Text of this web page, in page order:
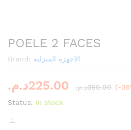
POELE 2 FACES
Brand: الاجهزه المنزليه
225.00د.م. 350.00د.م.
(-
Status: In stock